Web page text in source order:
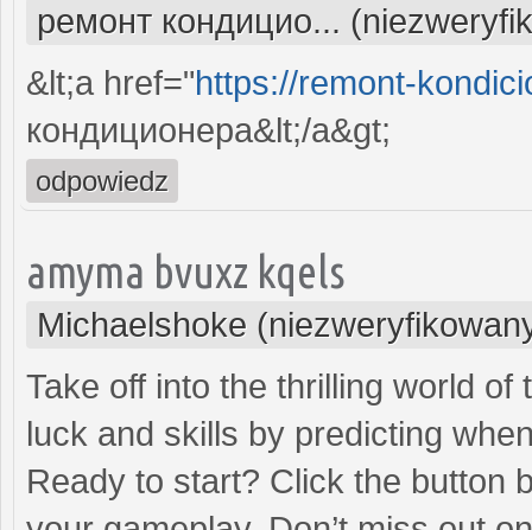
ремонт кондицио...
&lt;a href="https://remont-
кондиционера&lt;/a&gt;
odpowiedz
amyma bvuxz kqels
Michaelshoke
Take off into the thrilling world
luck and skills by predicting
Ready to start? Click the button